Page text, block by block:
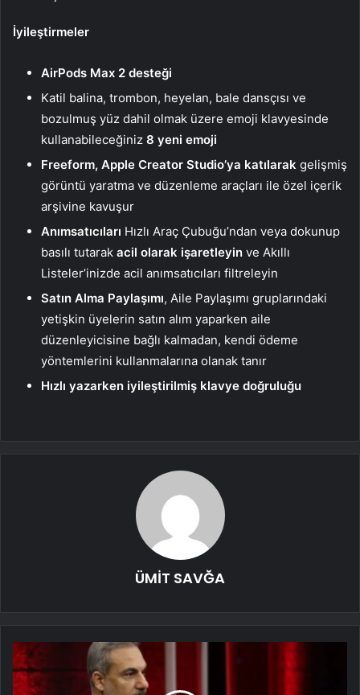
İyileştirmeler
AirPods Max 2 desteği
Katil balina, trombon, heyelan, bale dansçısı ve
bozulmuş yüz dahil olmak üzere emoji klavyesinde
kullanabileceğiniz 8 yeni emoji
Freeform, Apple Creator Studio’ya katılarak gelişmiş
görüntü yaratma ve düzenleme araçları ile özel içerik
arşivine kavuşur
Anımsatıcıları Hızlı Araç Çubuğu’ndan veya dokunup
basılı tutarak acil olarak işaretleyin ve Akıllı
Listeler’inizde acil anımsatıcıları filtreleyin
Satın Alma Paylaşımı, Aile Paylaşımı gruplarındaki
yetişkin üyelerin satın alım yaparken aile
düzenleyicisine bağlı kalmadan, kendi ödeme
yöntemlerini kullanmalarına olanak tanır
Hızlı yazarken iyileştirilmiş klavye doğruluğu
ÜMİT SAVĞA